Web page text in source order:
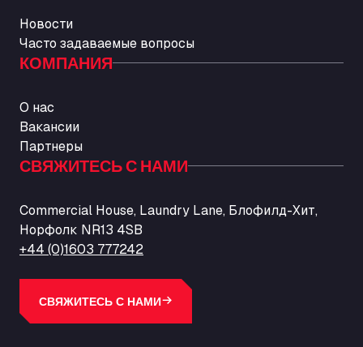
Новости
Часто задаваемые вопросы
КОМПАНИЯ
О нас
Вакансии
Партнеры
СВЯЖИТЕСЬ С НАМИ
Commercial House, Laundry Lane, Блофилд-Хит,
Норфолк NR13 4SB
+44 (0)1603 777242
СВЯЖИТЕСЬ С НАМИ